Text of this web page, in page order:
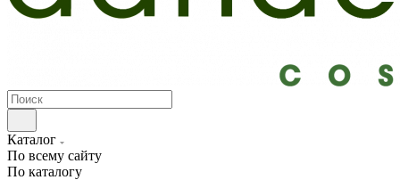
Каталог
По всему сайту
По каталогу